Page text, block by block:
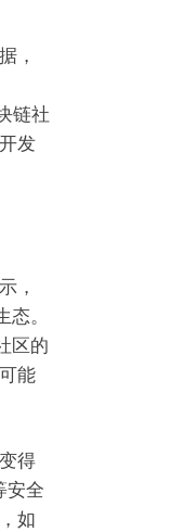
，
链社
发
，
。
区的
能
得
安全
如